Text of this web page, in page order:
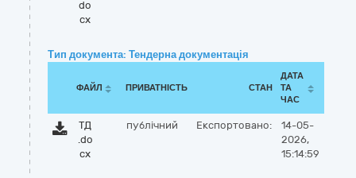
do
cx
Тип документа: Тендерна документація
ФАЙЛ ПРИВАТНІСТЬ СТАН
ДАТА
ТА
ЧАС
ТД
.do
cx
публічний Експортовано:
14-05-
2026,
15:14:59